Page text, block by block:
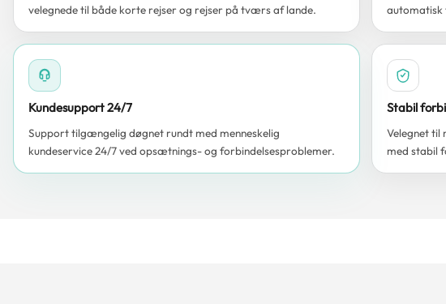
velegnede til både korte rejser og rejser på tværs af lande.
automatisk
Kundesupport 24/7
Support tilgængelig døgnet rundt med menneskelig
kundeservice 24/7 ved opsætnings- og forbindelsesproblemer.
Stabil
Velegnet til
med stabil